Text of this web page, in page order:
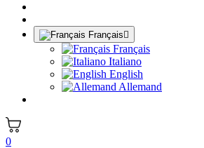
Français 
Français
Italiano
English
Allemand
0